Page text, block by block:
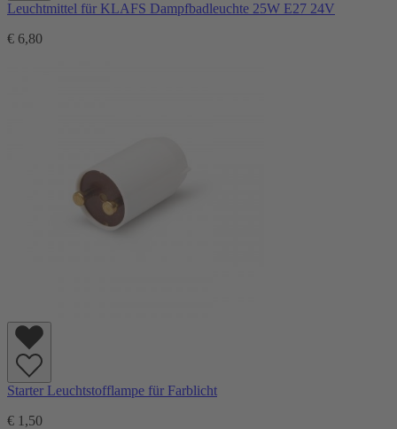
Leuchtmittel für KLAFS Dampfbadleuchte 25W E27 24V
€ 6,80
Starter Leuchtstofflampe für Farblicht
€ 1,50